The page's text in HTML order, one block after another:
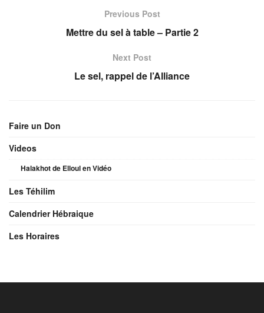
Previous Post
Mettre du sel à table – Partie 2
Next Post
Le sel, rappel de l’Alliance
Faire un Don
Videos
Halakhot de Elloul en Vidéo
Les Téhilim
Calendrier Hébraique
Les Horaires